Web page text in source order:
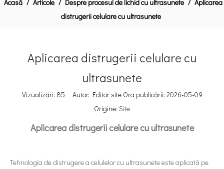
Acasă / Articole / Despre procesul de lichid cu ultrasunete / Aplicarea
distrugerii celulare cu ultrasunete
Aplicarea distrugerii celulare cu
ultrasunete
Vizualizări: 85 Autor: Editor site Ora publicării: 2026-05-09
Origine: Site
Aplicarea distrugerii celulare cu ultrasunete
Tehnologia de distrugere a celulelor cu ultrasunete este aplicată pe